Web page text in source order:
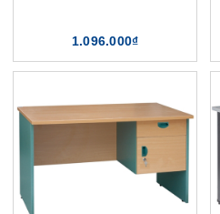
1.096.000₫